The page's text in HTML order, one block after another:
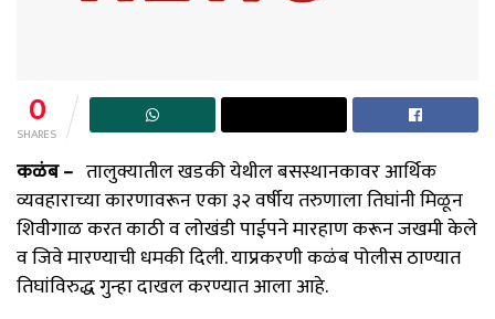
0
SHARES
कळंब – तालुक्यातील खडकी येथील बसस्थानकावर आर्थिक
व्यवहाराच्या कारणावरून एका ३२ वर्षीय तरुणाला तिघांनी मिळून
शिवीगाळ करत काठी व लोखंडी पाईपने मारहाण करून जखमी केले
व जिवे मारण्याची धमकी दिली. याप्रकरणी कळंब पोलीस ठाण्यात
तिघांविरुद्ध गुन्हा दाखल करण्यात आला आहे.